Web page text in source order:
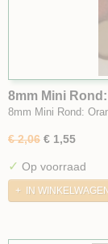
8mm Mini
8mm Mini Rond:
€ 2,06 € 1,55
✓ Op voorraad
IN WINKELWAGEN